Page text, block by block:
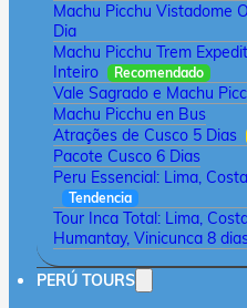
Machu Picchu Vistadome
Dia
Machu Picchu Trem
Inteiro
Recomendado
Vale Sagrado e Machu
Machu Picchu en Bus
Atrações de Cusco 5 Dias
Pacote Cusco 6 Dias
Peru Essencial: Lima,
Tendencia
Tour Inca Total: Lima,
Humantay, Vinicunca 8
PERÚ TOURS